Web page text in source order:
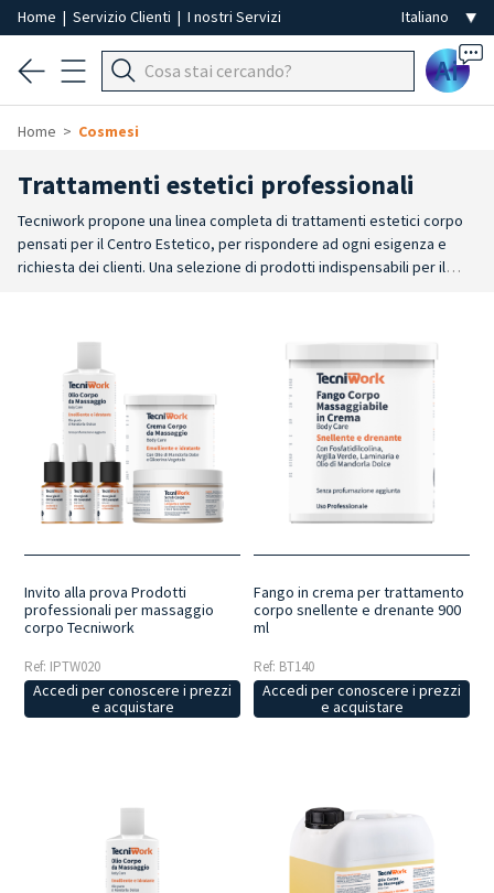
Home | Servizio Clienti | I nostri Servizi
Ai
Home Cosmesi
Trattamenti estetici professionali
Tecniwork propone una linea completa di trattamenti estetici corpo
pensati per il Centro Estetico, per rispondere ad ogni esigenza e
richiesta dei clienti. Una selezione di prodotti indispensabili per il
corpo permettono di realizzare un trattamento esclusivo, su misura
per ogni cliente, grazie alla combinazione con le Sinergie Essenziali,
concentrati attivi di origine naturale che ne personalizzano la
funzione per un trattamento estetico unico e personalizzato.
Invito alla prova Prodotti
professionali per massaggio
corpo Tecniwork
Ref: IPTW020
Accedi per conoscere i prezzi
e acquistare
Fango in crema per trattamento
corpo snellente e drenante 900
ml
Ref: BT140
Accedi per conoscere i prezzi
e acquistare